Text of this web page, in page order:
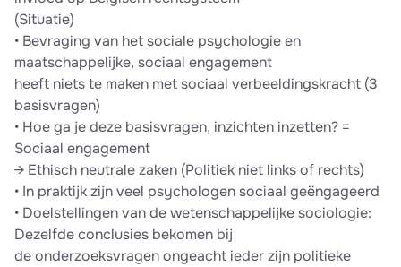
(Situatie)
• Bevraging van het sociale psychologie en
maatschappelijke, sociaal engagement
heeft niets te maken met sociaal verbeeldingskracht (3
basisvragen)
• Hoe ga je deze basisvragen, inzichten inzetten? =
Sociaal engagement
→ Ethisch neutrale zaken (Politiek niet links of rechts)
• In praktijk zijn veel psychologen sociaal geëngageerd
• Doelstellingen van de wetenschappelijke sociologie:
Dezelfde conclusies bekomen bij
de onderzoeksvragen ongeacht ieder zijn politieke